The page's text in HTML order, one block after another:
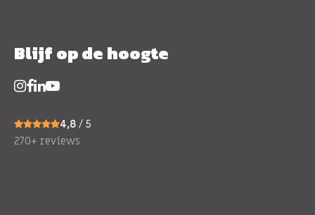
Blijf op de hoogte
4,8 / 5
270+ reviews